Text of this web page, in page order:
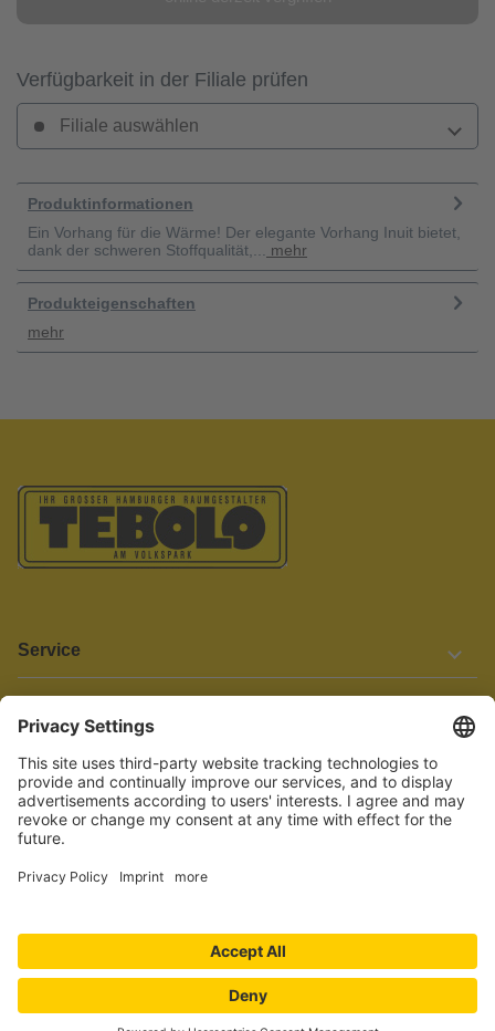
Verfügbarkeit in der Filiale prüfen
Filiale auswählen
Produktinformationen
Ein Vorhang für die Wärme! Der elegante Vorhang Inuit bietet,
dank der schweren Stoffqualität,...
mehr
Produkteigenschaften
mehr
Service
Informationen
Barrierefreiheit
Wir bemühen uns, unsere Website barrierefrei zu gestalten.
Einige Inhalte und Funktionen sind derzeit jedoch noch nicht
vollständig zugänglich. Wenn Sie auf Barrieren stoßen oder Hilfe
benötigen, kontaktieren Sie uns bitte unter service[at]knutzen.de.
Vertrag widerrufen
© 2026 TEBOLO